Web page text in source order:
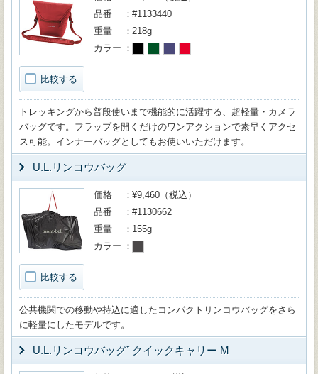
比較する
品番
#1133440
重量
218g
カラー
トレッキングから普段使いまで機能的に活躍する、超軽量・カメラ
バッグです。フラップを開くだけのワンアクションで素早くアクセ
ス可能。インナーバッグとしてもお使いいただけます。
U.L.リンコウバッグ
比較する
価格
¥9,460（税込）
品番
#1130662
重量
155g
カラー
公共機関での移動や持込に適したコンパクトリンコウバッグをさら
に軽量にしたモデルです。
U.L.リンコウバッグﾞクイックキャリー M